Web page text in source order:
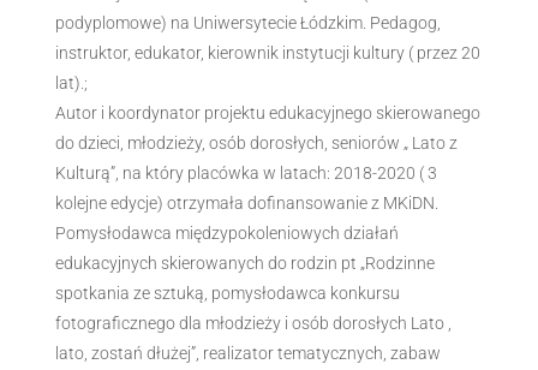
podyplomowe) na Uniwersytecie Łódzkim. Pedagog,
instruktor, edukator, kierownik instytucji kultury ( przez 20
lat).;
Autor i koordynator projektu edukacyjnego skierowanego
do dzieci, młodzieży, osób dorosłych, seniorów „ Lato z
Kulturą”, na który placówka w latach: 2018-2020 ( 3
kolejne edycje) otrzymała dofinansowanie z MKiDN.
Pomysłodawca międzypokoleniowych działań
edukacyjnych skierowanych do rodzin pt „Rodzinne
spotkania ze sztuką, pomysłodawca konkursu
fotograficznego dla młodzieży i osób dorosłych Lato ,
lato, zostań dłużej”, realizator tematycznych, zabaw